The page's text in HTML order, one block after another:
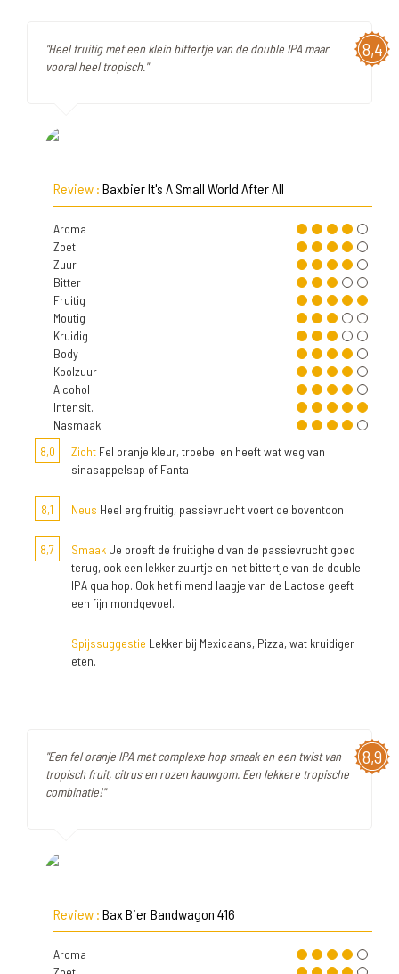
8,4
"Heel fruitig met een klein bittertje van de double IPA maar
vooral heel tropisch."
Review : Baxbier It's A Small World After All
Aroma
Zoet
Zuur
Bitter
Fruitig
Moutig
Kruidig
Body
Koolzuur
Alcohol
Intensit.
Nasmaak
8,0
Zicht Fel oranje kleur, troebel en heeft wat weg van
sinasappelsap of Fanta
8,1 Neus Heel erg fruitig, passievrucht voert de boventoon
8,7 Smaak Je proeft de fruitigheid van de passievrucht goed
terug, ook een lekker zuurtje en het bittertje van de double
IPA qua hop. Ook het filmend laagje van de Lactose geeft
een fijn mondgevoel.
Spijssuggestie Lekker bij Mexicaans, Pizza, wat kruidiger
eten.
8,9
"Een fel oranje IPA met complexe hop smaak en een twist van
tropisch fruit, citrus en rozen kauwgom. Een lekkere tropische
combinatie!"
Review : Bax Bier Bandwagon 416
Aroma